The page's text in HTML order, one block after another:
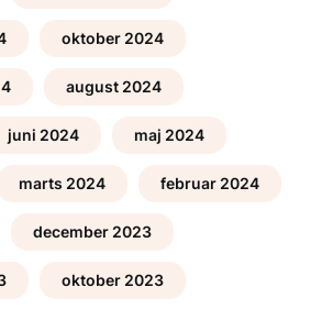
oktober 2024
august 2024
juni 2024 maj 2024
marts 2024 februar 2024
december 2023
oktober 2023